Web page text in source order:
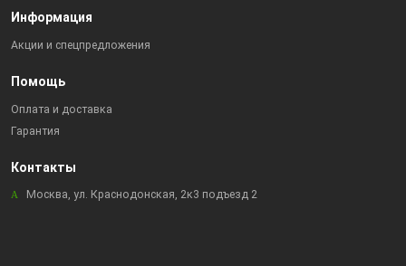
Информация
Акции и спецпредложения
Помощь
Оплата и доставка
Гарантия
Контакты
Москва, ул. Краснодонская, 2к3 подъезд 2